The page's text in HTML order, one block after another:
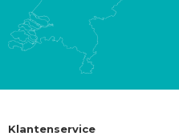
Klantenservice